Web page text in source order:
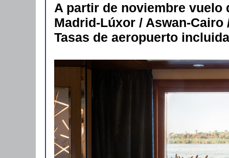
A partir de noviembre vuelo
Madrid-Lúxor / Aswan-Cairo
Tasas de aeropuerto